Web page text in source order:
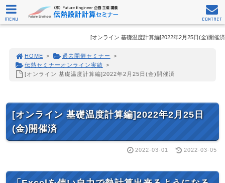
[オンライン 基礎温度計算編]2022年2月25日(金)開催済
HOME > 過去開催セミナー
>
伝熱セミナーオンライン実績 >
[オンライン 基礎温度計算編]2022年2月25日(金)開催済
[オンライン 基礎温度計算編]2022年2月25日
(金)開催済
2022-03-01 2022-03-05
MENU CONTACT